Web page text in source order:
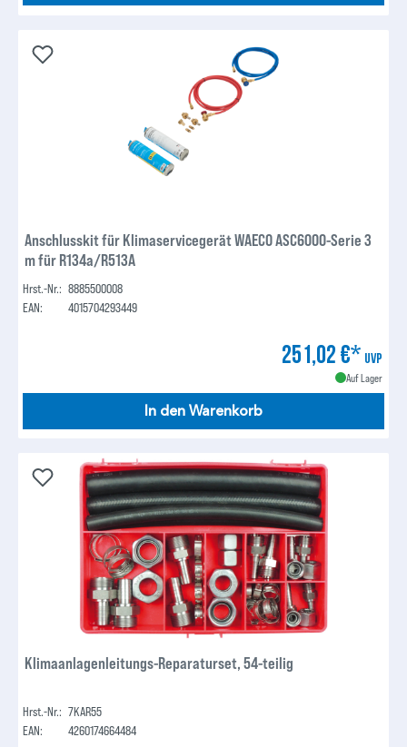
Anschlusskit für Klimaservicegerät WAECO ASC6000-Serie 3
m für R134a/R513A
Hrst.-Nr.: 8885500008
EAN:
4015704293449
251,02 €* UVP
Auf Lager
In den Warenkorb
Klimaanlagenleitungs-Reparaturset, 54-teilig
Hrst.-Nr.: 7KAR55
EAN:
4260174664484